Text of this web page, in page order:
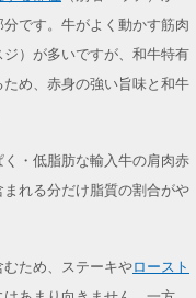
です。牛がよく動かす筋肉
）が多いですが、和牛特有
め、赤身の強い旨味と和牛
・低脂肪な輸入牛の肩肉赤
れる分だけ脂質の割合がや
ため、ステーキやロースト